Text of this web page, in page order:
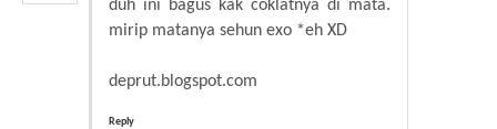
duh ini bagus kak coklatnya di mata.
mirip matanya sehun exo *eh XD
deprut.blogspot.com
Reply